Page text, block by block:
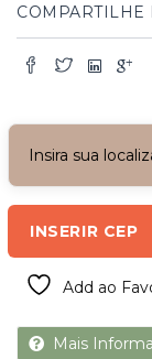
COMPARTILHE
Insira sua
INSERIR CEP
Add ao
Mais